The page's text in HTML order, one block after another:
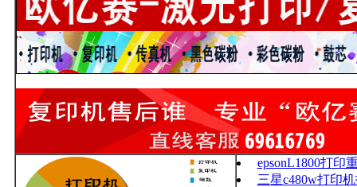
epsonL1800打印
三星c480w打印